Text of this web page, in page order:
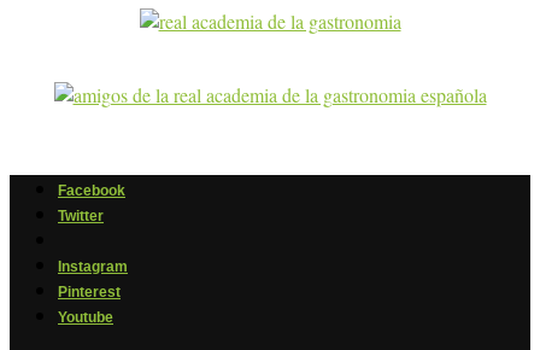
Facebook
Twitter
Instagram
Pinterest
Youtube